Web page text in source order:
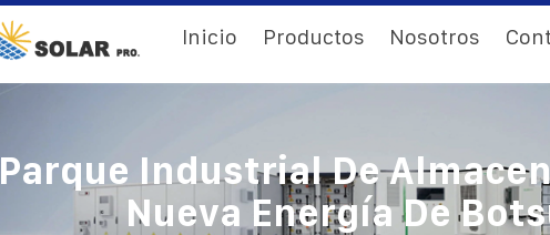
Inicio Productos Nosotros
Parque Industrial De
Nueva Energía De